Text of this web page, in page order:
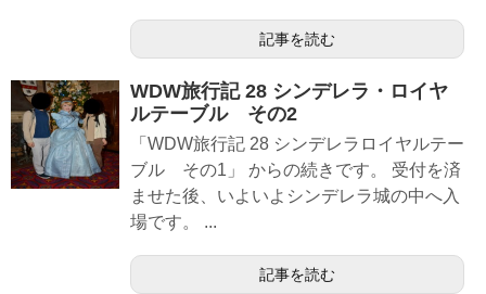
記事を読む
WDW旅行記 28 シンデレラ・ロイヤ
ルテーブル その2
「WDW旅行記 28 シンデレラロイヤルテー
ブル その1」 からの続きです。 受付を済
ませた後、いよいよシンデレラ城の中へ入
場です。 ...
記事を読む